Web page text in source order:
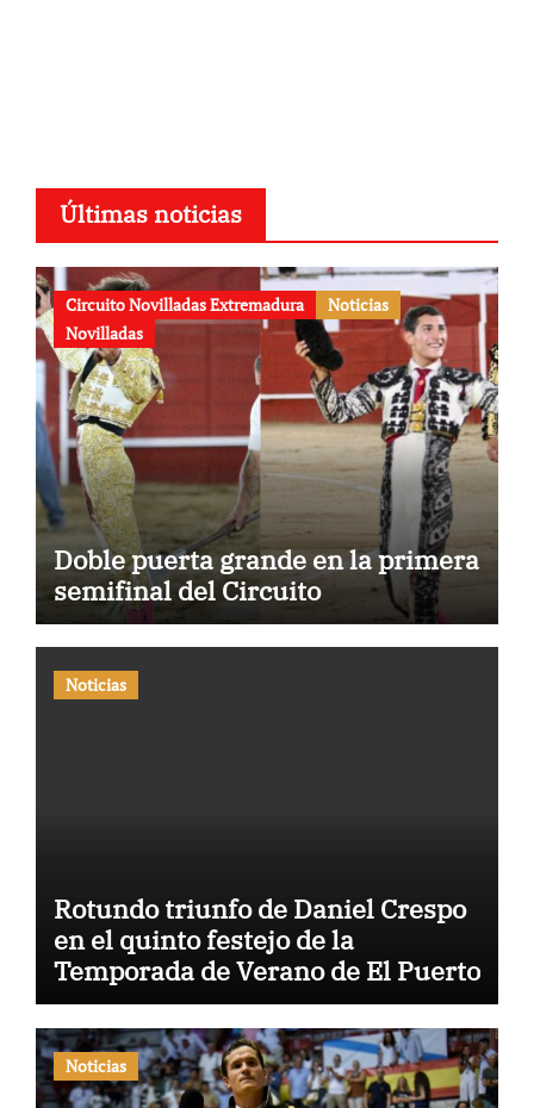
Últimas noticias
Circuito Novilladas Extremadura
Noticias
Novilladas
Doble puerta grande en la primera
semifinal del Circuito
Noticias
Rotundo triunfo de Daniel Crespo
en el quinto festejo de la
Temporada de Verano de El Puerto
Noticias